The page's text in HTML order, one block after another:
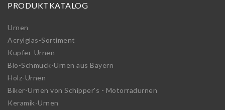
PRODUKTKATALOG
Urnen
Acrylglas-Sortiment
Kupfer-Urnen
Bio-Schmuck-Urnen aus Bayern
Holz-Urnen
Biker-Urnen von Schipper's - Motorradurnen
Keramik-Urnen